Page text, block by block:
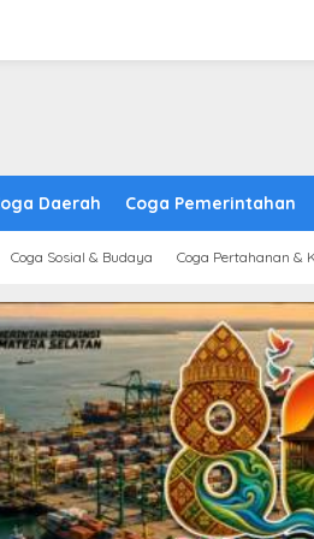
Daerah Coga Pemerintahan
Coga Sosial & Budaya Coga Pertahanan &